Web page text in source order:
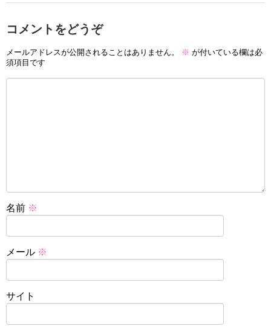
コメントをどうぞ
メールアドレスが公開されることはありません。 ※ が付いている欄は必
須項目です
名前 ※
メール ※
サイト